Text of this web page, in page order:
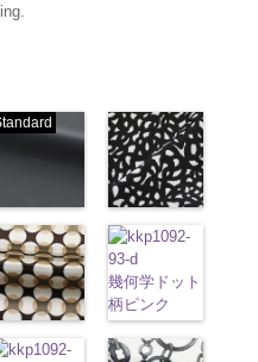
wp-
04/221.jpg
OT)
www.anys.co.jp/wp-
uploads/2013/02/19.jpg
ブラック
テル100％
ワイト模様
(KKP3601-
24-C)
http://
24-c.jpg
ベージュ
幾何学ドット
柄ピンク
(KKP1092-
93-D/UN)